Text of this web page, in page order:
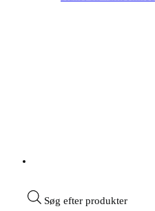
Søg efter produkter